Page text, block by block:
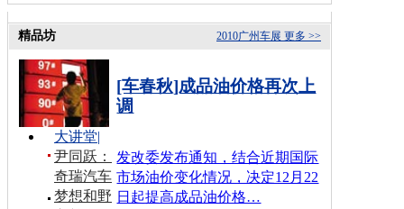
更多 >>
2010广州车展
精品坊
[车春秋]成品油价格再次上
调
发改委发布通知，结合近期国际
市场油价变化情况，决定12月22
日起提高成品油价格…
大讲堂|
尹同跃：
奇瑞汽车
梦想和野